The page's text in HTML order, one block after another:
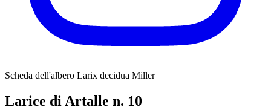
Scheda dell'albero Larix decidua Miller
Larice di Artalle n. 10